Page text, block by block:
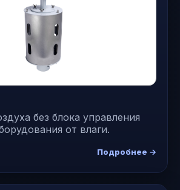
без блока управления
от влаги.
Подробнее →